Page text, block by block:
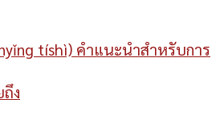
tíshì) คำแนะนำสำหรับการ
ง